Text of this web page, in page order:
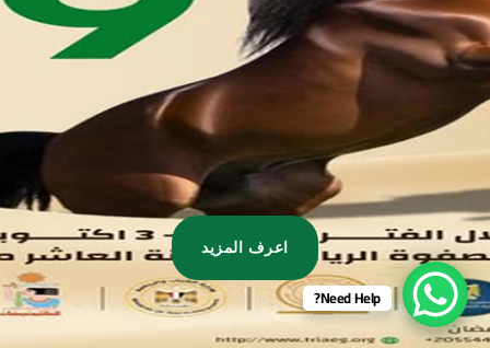
055-4494406
055-4494414
info.triaeg@yahoo.com
info@triaeg-guide.com
, All rights reserved
Developed by
Need Help?
اعرف المزيد